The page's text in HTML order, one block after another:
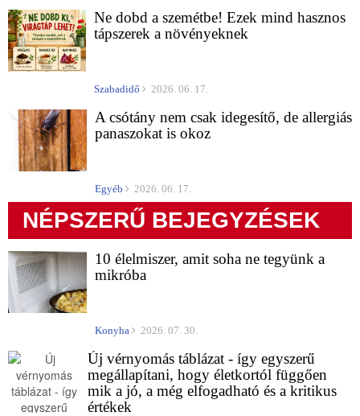
Ne dobd a szemétbe! Ezek mind hasznos
tápszerek a növényeknek
Szabadidő 2026. 06. 17.
A csótány nem csak idegesítő, de allergiás
panaszokat is okoz
Egyéb 2026. 06. 17.
NÉPSZERŰ BEJEGYZÉSEK
10 élelmiszer, amit soha ne tegyünk a
mikróba
Konyha 2026. 07. 30.
Új vérnyomás táblázat - így egyszerű
megállapítani, hogy életkortól függően
mik a jó, a még elfogadható és a kritikus
értékek